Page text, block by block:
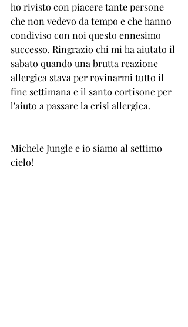
ho rivisto con piacere tante persone
che non vedevo da tempo e che hanno
condiviso con noi questo ennesimo
successo. Ringrazio chi mi ha aiutato il
sabato quando una brutta reazione
allergica stava per rovinarmi tutto il
fine settimana e il santo cortisone per
l'aiuto a passare la crisi allergica.
Michele Jungle e io siamo al settimo
cielo!